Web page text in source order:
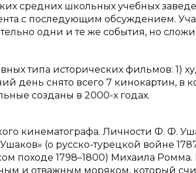
средних школьных учебных
с последующим обсуждением.
одни и те же события, но
типа исторических фильмов: 1)
день снято всего 7 кинокартин, в
созданы в 2000-х годах.
кинематографа. Личности Ф. Ф.
(о русско-турецкой войне
походе 1798–1800) Михаила Ромма.
и отважным моряком, который